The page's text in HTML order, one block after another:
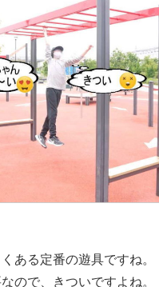
ある定番の遊具ですね。
ので、きついですよね。